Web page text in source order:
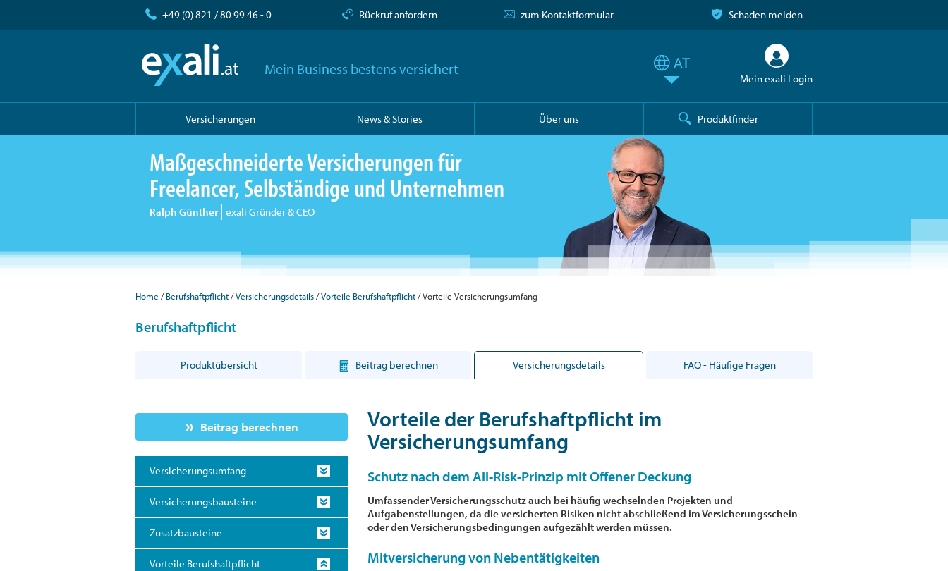
+49 (0) 821 / 80 99 46 - 0 Rückruf anfordern zum Kontaktformular Schaden melden
Mein Business bestens versichert
Mein exali Login
Versicherungen News & Stories Über uns Produktfinder
Maßgeschneiderte Versicherungen für
Freelancer, Selbständige und Unternehmen
Ralph Günther exali Gründer & CEO
Home Berufshaftpflicht Versicherungsdetails Vorteile Berufshaftpflicht Vorteile Versicherungsumfang
Berufshaftpflicht
Produktübersicht Beitrag berechnen Versicherungsdetails FAQ - Häufige Fragen
Beitrag berechnen
Versicherungsumfang
Versicherungsbausteine
Zusatzbausteine
Vorteile Berufshaftpflicht
Vorteile der Berufshaftpflicht im
Versicherungsumfang
Schutz nach dem All-Risk-Prinzip mit Offener Deckung
Umfassender Versicherungsschutz auch bei häufig wechselnden Projekten und
Aufgabenstellungen, da die versicherten Risiken nicht abschließend im Versicherungsschein
oder den Versicherungsbedingungen aufgezählt werden müssen.
Mitversicherung von Nebentätigkeiten